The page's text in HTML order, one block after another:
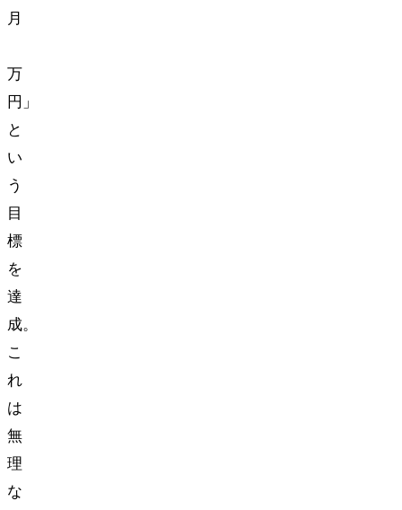
月
万
円」
と
い
う
目
標
を
達
成。
こ
れ
は
無
理
な